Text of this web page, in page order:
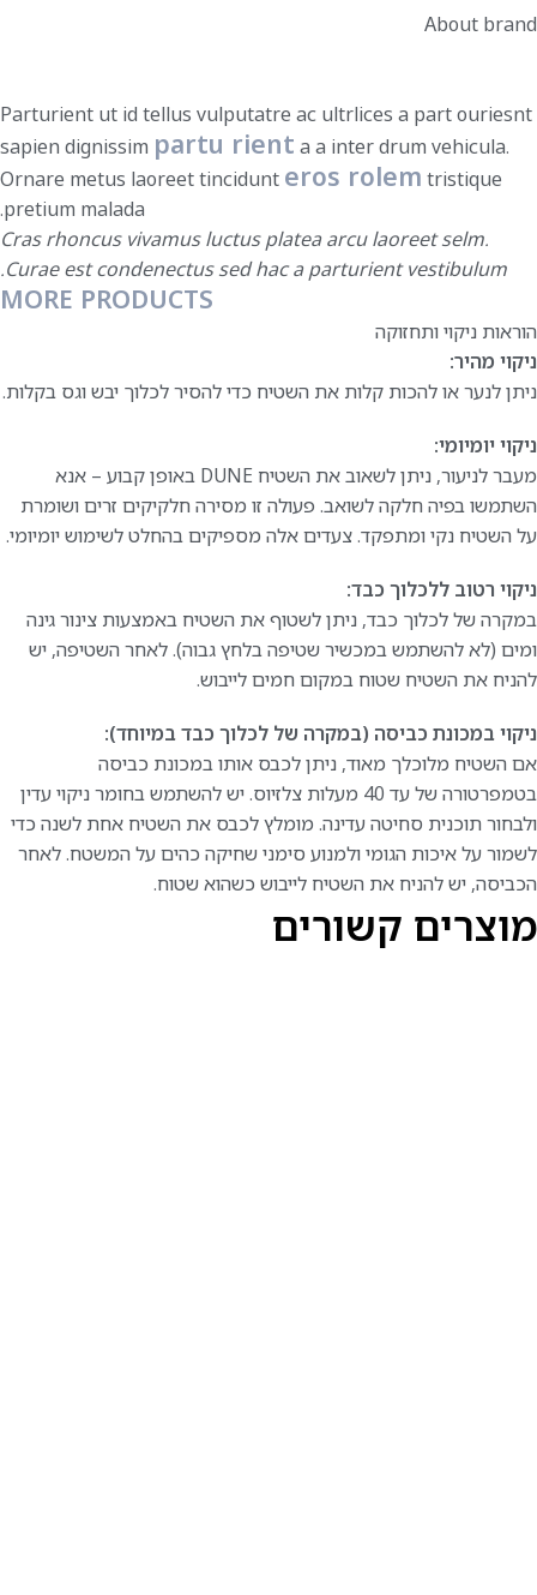
About brand
Parturient ut id tellus vulputatre ac ultrlices a part ouriesnt
sapien dignissim partu rient a a inter drum vehicula.
Ornare metus laoreet tincidunt eros rolem tristique
pretium malada.
Cras rhoncus vivamus luctus platea arcu laoreet selm.
Curae est condenectus sed hac a parturient vestibulum.
MORE PRODUCTS
הוראות ניקוי ותחזוקה
ניקוי מהיר:
ניתן לנער או להכות קלות את השטיח כדי להסיר לכלוך יבש וגס בקלות.
ניקוי יומיומי:
מעבר לניעור, ניתן לשאוב את השטיח DUNE באופן קבוע – אנא
השתמשו בפיה חלקה לשואב. פעולה זו מסירה חלקיקים זרים ושומרת
על השטיח נקי ומתפקד. צעדים אלה מספיקים בהחלט לשימוש יומיומי.
ניקוי רטוב ללכלוך כבד:
במקרה של לכלוך כבד, ניתן לשטוף את השטיח באמצעות צינור גינה
ומים (לא להשתמש במכשיר שטיפה בלחץ גבוה). לאחר השטיפה, יש
להניח את השטיח שטוח במקום חמים לייבוש.
ניקוי במכונת כביסה (במקרה של לכלוך כבד במיוחד):
אם השטיח מלוכלך מאוד, ניתן לכבס אותו במכונת כביסה
בטמפרטורה של עד 40 מעלות צלזיוס. יש להשתמש בחומר ניקוי עדין
ולבחור תוכנית סחיטה עדינה. מומלץ לכבס את השטיח אחת לשנה כדי
לשמור על איכות הגומי ולמנוע סימני שחיקה כהים על המשטח. לאחר
הכביסה, יש להניח את השטיח לייבוש כשהוא שטוח.
מוצרים קשורים